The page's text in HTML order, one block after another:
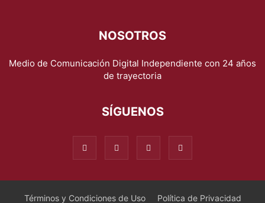
NOSOTROS
Medio de Comunicación Digital Independiente con 24 años
de trayectoria
SÍGUENOS
Términos y Condiciones de Uso Política de Privacidad